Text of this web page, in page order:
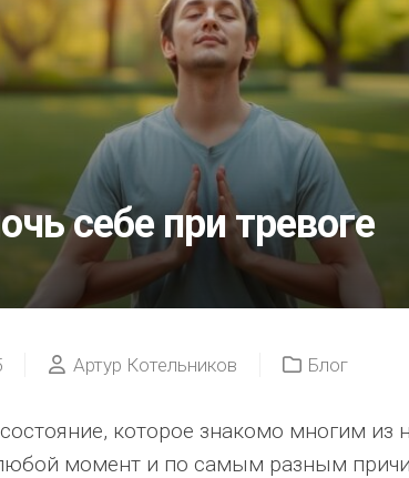
себе при тревоге
Артур Котельников Блог
которое знакомо многим из
момент и по самым разным